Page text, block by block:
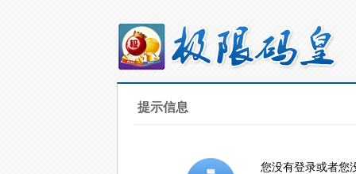
提示信息
您没有登录或者您